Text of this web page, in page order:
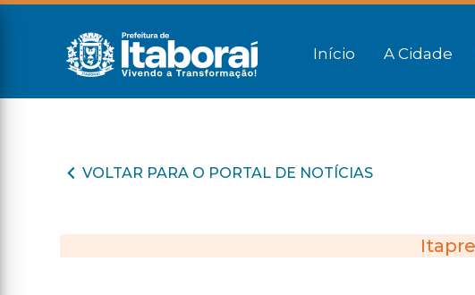
Início A Cidade
VOLTAR PARA O PORTAL DE NOTÍCIAS